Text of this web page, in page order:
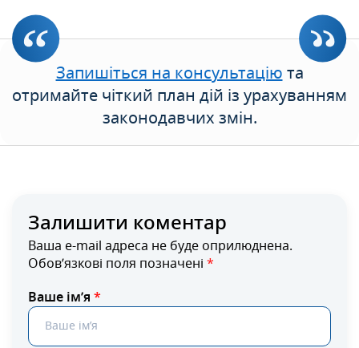
Запишіться на консультацію та
отримайте чіткий план дій із урахуванням
законодавчих змін.
Залишити коментар
Ваша e-mail адреса не буде оприлюднена.
Обов’язкові поля позначені *
Ваше ім’я *